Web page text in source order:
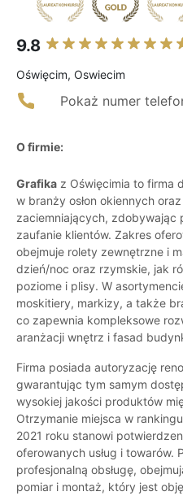
9.8
Oświęcim, Oswiecim
Pokaż numer
O firmie:
Grafika z Oświęcimia to firma
w branży osłon okiennych
zaciemniających, zdobywając
zaufanie klientów. Zakres
obejmuje rolety zewnętrzne i
dzień/noc oraz rzymskie, jak
poziome i plisy. W
moskitiery, markizy, a także
co zapewnia kompleksowe
aranżacji wnętrz i fasad
Firma posiada autoryzację
gwarantując tym samym
wysokiej jakości produktów
Otrzymanie miejsca w
2021 roku stanowi
oferowanych usług i towarów.
profesjonalną obsługę,
pomiar i montaż, który jest